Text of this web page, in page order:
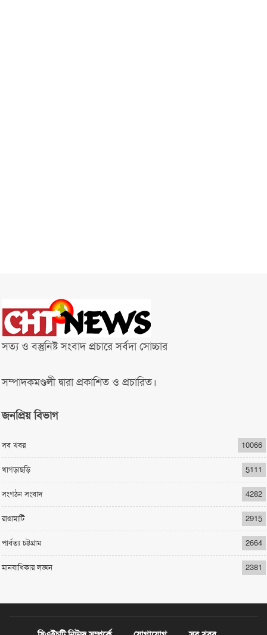
সত্য ও বস্তুনিষ্ট সংবাদ প্রচারে সর্বদা সোচ্চার
সম্পাদকমণ্ডলী দ্বারা প্রকাশিত ও প্রচারিত।
জনপ্রিয় বিভাগ
সব খবর 10066
খাগড়াছড়ি 5111
সংগঠন সংবাদ 4282
রাঙামাটি 2915
পার্বত্য চট্টগ্রাম 2664
মানবাধিকার লঙ্ঘন 2381